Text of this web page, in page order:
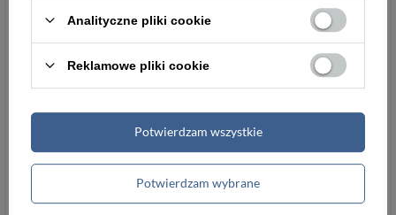
Podmiot odpowiedzialny
Art and Luiz Artur
Analityczne pliki cookie
Reklamowe pliki cookie
Potwierdzam wybrane
Potwierdzam wszystkie